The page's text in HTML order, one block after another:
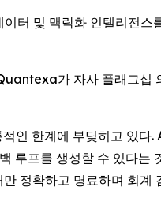
터 및 맥락화 인텔리전스
가 자사 플래그십
인 한계에 부딪히고 있다.
루프를 생성할 수 있다는
정확하고 명료하며 회계